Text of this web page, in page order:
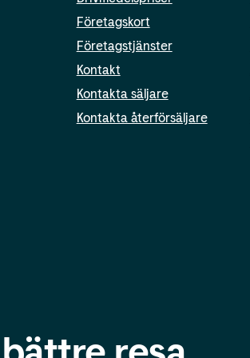
Företagskort
Företagstjänster
Kontakt
Kontakta säljare
Kontakta återförsäljare